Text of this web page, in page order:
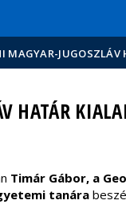
MAGYAR-
HATÁR
Timár Gábor, a
tanára